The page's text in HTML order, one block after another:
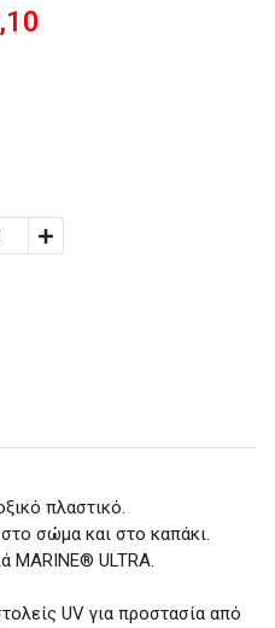
πλαστικό.
σώμα και στο καπάκι.
MARINE® ULTRA.
UV για προστασία από